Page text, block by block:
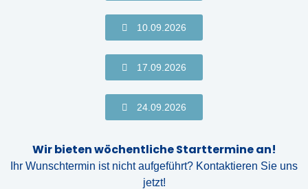
10.09.2026
17.09.2026
24.09.2026
Wir bieten wöchentliche Starttermine an!
Ihr Wunschtermin ist nicht aufgeführt? Kontaktieren Sie uns
jetzt!